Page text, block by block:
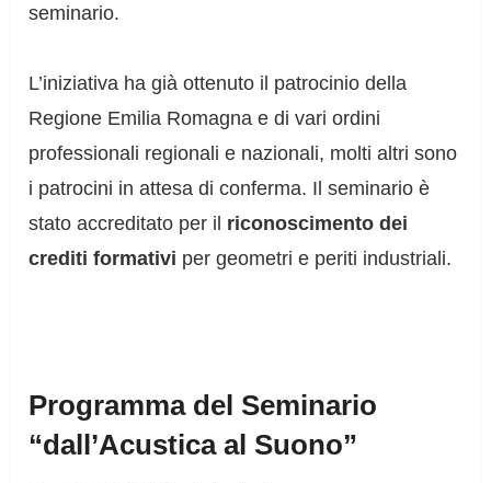
seminario.
L’iniziativa ha già ottenuto il patrocinio della
Regione Emilia Romagna e di vari ordini
professionali regionali e nazionali, molti altri sono
i patrocini in attesa di conferma. Il seminario è
stato accreditato per il riconoscimento dei
crediti formativi per geometri e periti industriali.
Programma del Seminario
“dall’Acustica al Suono”